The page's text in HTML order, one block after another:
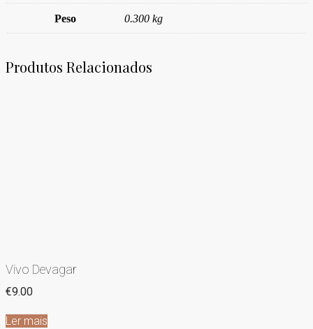
Peso 0.300 kg
Produtos Relacionados
Vivo Devagar
€9.00
Ler mais